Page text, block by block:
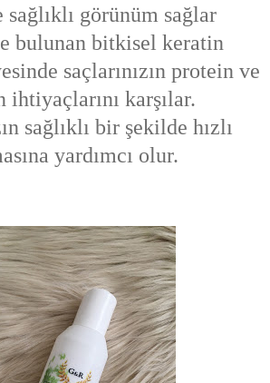
sağlıklı görünüm sağlar
bulunan bitkisel keratin
saçlarınızın protein ve
karşılar.
sağlıklı bir şekilde hızlı
yardımcı olur.